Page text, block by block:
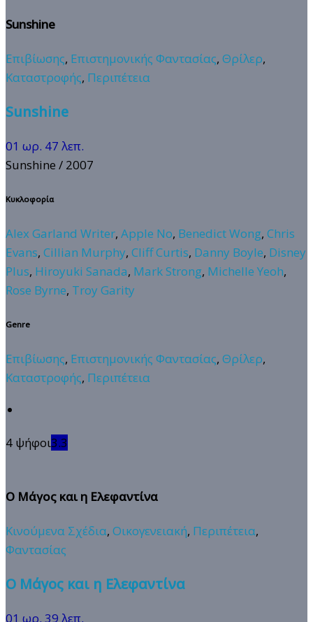
Sunshine
Επιβίωσης, Επιστημονικής Φαντασίας, Θρίλερ,
Καταστροφής, Περιπέτεια
Sunshine
01 ωρ. 47 λεπ.
Sunshine / 2007
Κυκλοφορία
Alex Garland Writer, Apple No, Benedict Wong, Chris
Evans, Cillian Murphy, Cliff Curtis, Danny Boyle, Disney
Plus, Hiroyuki Sanada, Mark Strong, Michelle Yeoh,
Rose Byrne, Troy Garity
Genre
Επιβίωσης, Επιστημονικής Φαντασίας, Θρίλερ,
Καταστροφής, Περιπέτεια
4 ψήφοι3.3
Ο Μάγος και η Ελεφαντίνα
Κινούμενα Σχέδια, Οικογενειακή, Περιπέτεια,
Φαντασίας
Ο Μάγος και η Ελεφαντίνα
01 ωρ. 39 λεπ.